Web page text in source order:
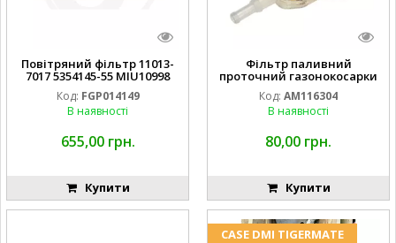
Повітряний фільтр 11013-
7017 5354145-55 MIU10998
Код: FGP014149
В наявності
655,00 грн.
Купити
Фільтр паливний
проточний газонокосарки
JOHN DEERE AM116304
GY20709
Код: AM116304
В наявності
80,00 грн.
Купити
CASE DMI TIGERMATE